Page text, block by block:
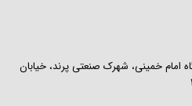
امام خمینی، شهرک صنعتی پرند، خیابان